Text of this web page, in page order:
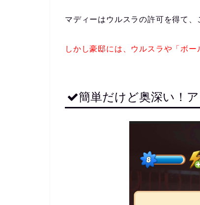
マディーはウルスラの許可を得て、
しかし豪邸には、ウルスラや「ボ
簡単だけど奥深い！